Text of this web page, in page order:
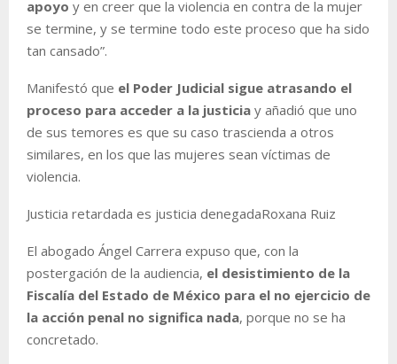
apoyo y en creer que la violencia en contra de la mujer
se termine, y se termine todo este proceso que ha sido
tan cansado”.
Manifestó que el Poder Judicial sigue atrasando el
proceso para acceder a la justicia y añadió que uno
de sus temores es que su caso trascienda a otros
similares, en los que las mujeres sean víctimas de
violencia.
Justicia retardada es justicia denegadaRoxana Ruiz
El abogado Ángel Carrera expuso que, con la
postergación de la audiencia, el desistimiento de la
Fiscalía del Estado de México para el no ejercicio de
la acción penal no significa nada, porque no se ha
concretado.